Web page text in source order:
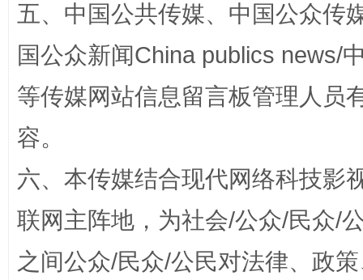
五、中国公共传媒、中国公众传
国公众新闻China publics news/
等传媒网站信息留言板管理人员
容。
六、本传媒结合现代网络科技影
联网主阵地，为社会/公众/民众/
之间公众/民众/公民对法律、政